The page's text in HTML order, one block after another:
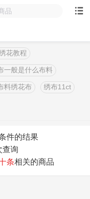
花教程
一般是什么布料
料绣花布 绣布11ct
件的结果
查询
条相关的商品